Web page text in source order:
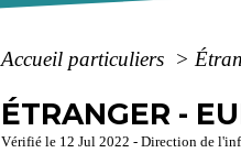
Accueil particuliers >
ÉTRANGER -
Vérifié le 12 Jul 2022 - Direction de